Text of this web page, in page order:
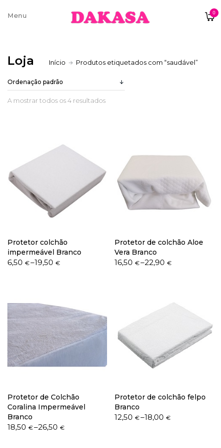
0
Sobre nós
Trocas e Devoluções
Política de Privacidade
Livro de Reclamações
Loja Início Produtos etiquetados com “saudável”
A mostrar todos os 4 resultados
Protetor colchão
impermeável Branco
6,50 €–19,50€
Price
19,50 €
Protetor de colchão Aloe
Vera Branco
16,50 €–22,90 €
Price
Protetor de Colchão
Coralina Impermeável
Branco
18,50 €–26,50€
Price
Protetor de colchão felpo
Branco
12,50 €–18,00 €
Price